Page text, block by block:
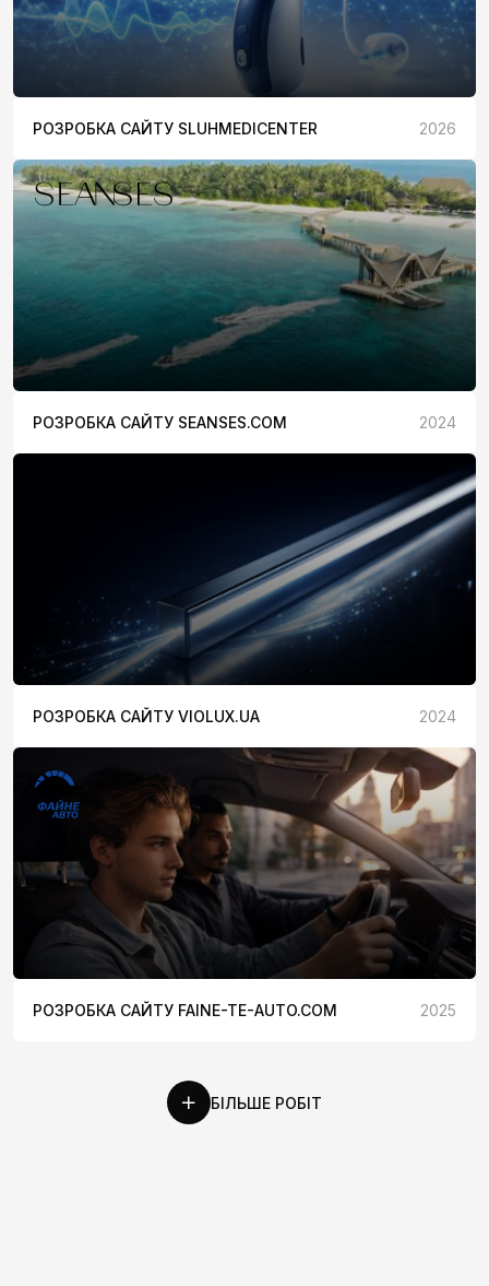
РОЗРОБКА САЙТУ SLUHMEDICENTER 2026
РОЗРОБКА САЙТУ SEANSES.COM 2024
РОЗРОБКА САЙТУ VIOLUX.UA 2024
РОЗРОБКА САЙТУ FAINE-TE-AUTO.COM 2025
БІЛЬШЕ РОБІТ